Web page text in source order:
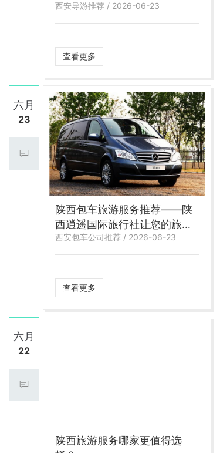
社导游服务推荐
西安导游推荐 / 2026-06-23
查看更多
六月
23
陕西包车旅游服务推荐——陕
西逍遥国际旅行社让您的旅程
更轻松
西安包车公司推荐 / 2026-06-23
查看更多
六月
22
陕西旅游服务哪家更值得选